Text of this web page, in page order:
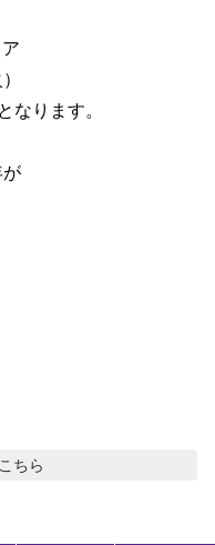
ります。
ちら